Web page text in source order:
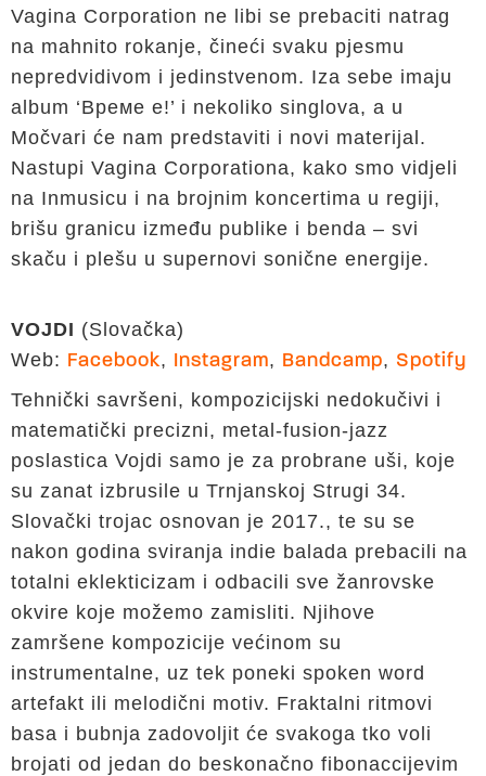
Vagina Corporation ne libi se prebaciti natrag
na mahnito rokanje, čineći svaku pjesmu
nepredvidivom i jedinstvenom. Iza sebe imaju
album ‘Време е!’ i nekoliko singlova, a u
Močvari će nam predstaviti i novi materijal.
Nastupi Vagina Corporationa, kako smo vidjeli
na Inmusicu i na brojnim koncertima u regiji,
brišu granicu između publike i benda – svi
skaču i plešu u supernovi sonične energije.
VOJDI (Slovačka)
Web: Facebook, Instagram, Bandcamp, Spotify
Tehnički savršeni, kompozicijski nedokučivi i
matematički precizni, metal-fusion-jazz
poslastica Vojdi samo je za probrane uši, koje
su zanat izbrusile u Trnjanskoj Strugi 34.
Slovački trojac osnovan je 2017., te su se
nakon godina sviranja indie balada prebacili na
totalni eklekticizam i odbacili sve žanrovske
okvire koje možemo zamisliti. Njihove
zamršene kompozicije većinom su
instrumentalne, uz tek poneki spoken word
artefakt ili melodični motiv. Fraktalni ritmovi
basa i bubnja zadovoljit će svakoga tko voli
brojati od jedan do beskonačno fibonaccijevim